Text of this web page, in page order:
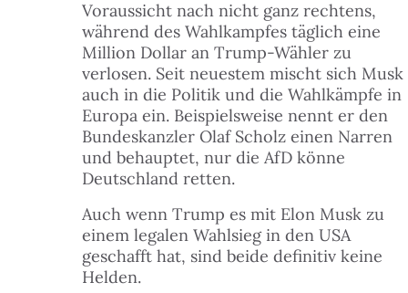
Voraussicht nach nicht ganz rechtens,
während des Wahlkampfes täglich eine
Million Dollar an Trump-Wähler zu
verlosen. Seit neuestem mischt sich Musk
auch in die Politik und die Wahlkämpfe in
Europa ein. Beispielsweise nennt er den
Bundeskanzler Olaf Scholz einen Narren
und behauptet, nur die AfD könne
Deutschland retten.
Auch wenn Trump es mit Elon Musk zu
einem legalen Wahlsieg in den USA
geschafft hat, sind beide definitiv keine
Helden.